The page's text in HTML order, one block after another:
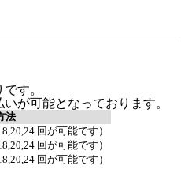
す。
が可能となっております。
法
回が可能です）
回が可能です）
回が可能です）